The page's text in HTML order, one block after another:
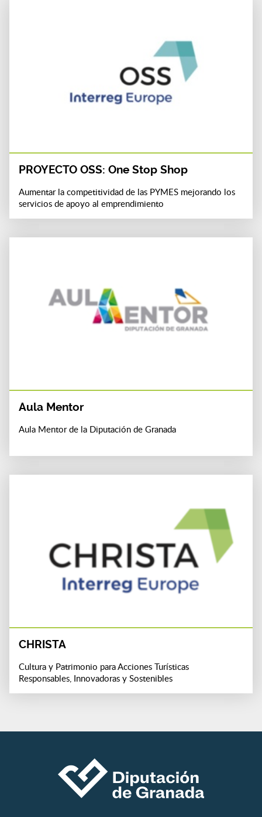
PROYECTO OSS: One Stop Shop
Aumentar la competitividad de las PYMES mejorando los
servicios de apoyo al emprendimiento
Aula Mentor
Aula Mentor de la Diputación de Granada
CHRISTA
Cultura y Patrimonio para Acciones Turísticas
Responsables, Innovadoras y Sostenibles